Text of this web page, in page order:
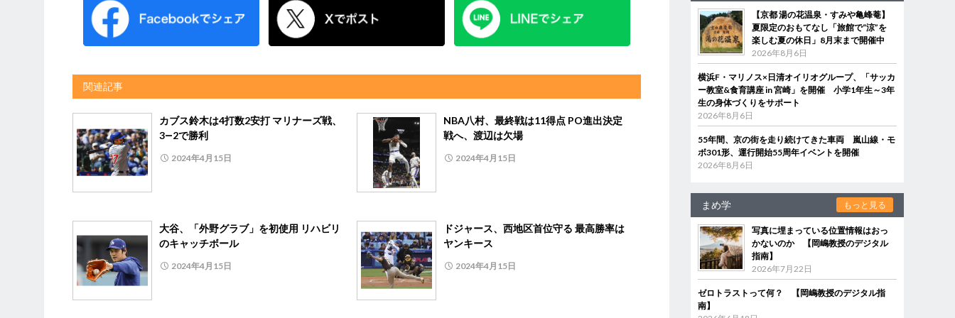
関連記事
カブス鈴木は4打数2安打 マリナーズ戦、
3―2で勝利
2024年4月15日
NBA八村、最終戦は11得点 PO進出決定
戦へ、渡辺は欠場
2024年4月15日
大谷、「外野グラブ」を初使用 リハビリ
のキャッチボール
2024年4月15日
ドジャース、西地区首位守る 最高勝率は
ヤンキース
2024年4月15日
【京都 湯の花温泉・すみや亀峰菴】
夏限定のおもてなし「旅館で“涼”を
楽しむ夏の休日」8月末まで開催中
2026年8月6日
横浜F・マリノス×日清オイリオグループ、「サッカ
ー教室&食育講座 in 宮崎」を開催 小学1年生～3年
生の身体づくりをサポート
2026年8月6日
55年間、京の街を走り続けてきた車両 嵐山線・モ
ボ301形、運行開始55周年イベントを開催
2026年8月6日
まめ学 もっと見る
写真に埋まっている位置情報はおっ
かないのか 【岡嶋教授のデジタル
指南】
2026年7月22日
ゼロトラストって何？ 【岡嶋教授のデジタル指
南】